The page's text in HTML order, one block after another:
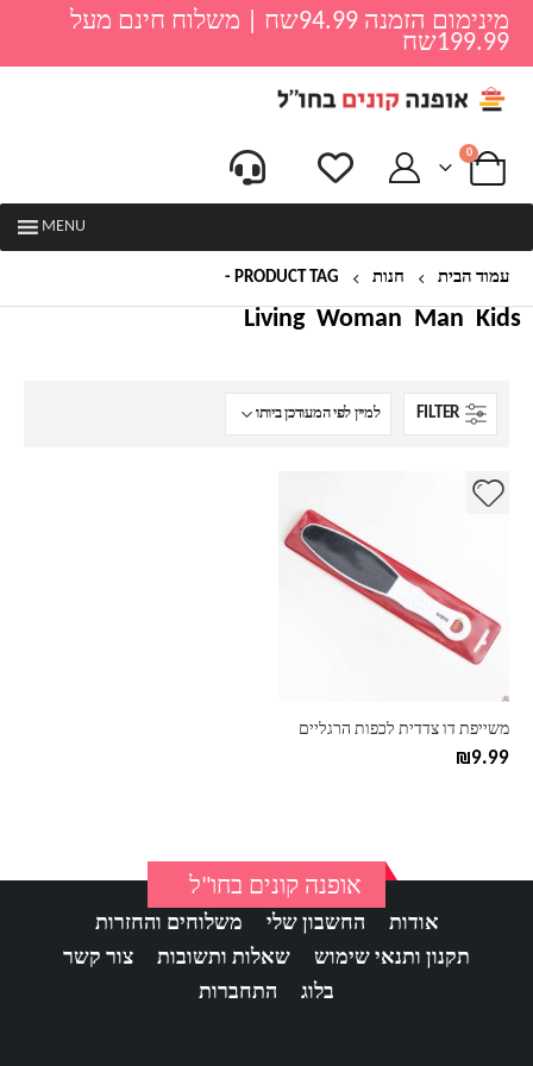
מינימום הזמנה 94.99שח | משלוח חינם מעל
199.99שח
0
MENU
עמוד הבית חנות PRODUCT TAG -
Kids
Man
Woman
Living
FILTER
משייפת דו צדדית לכפות הרגליים
₪9.99
אופנה קונים בחו"ל
אודות החשבון שלי
משלוחים והחזרות
תקנון ותנאי שימוש
שאלות ותשובות
צור קשר
בלוג
התחברות